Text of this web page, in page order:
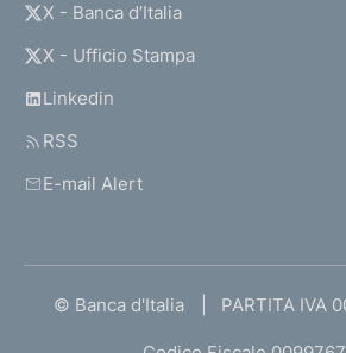
X - Banca d’Italia
X - Ufficio Stampa
Linkedin
RSS
E-mail Alert
© Banca d'Italia PARTITA IVA